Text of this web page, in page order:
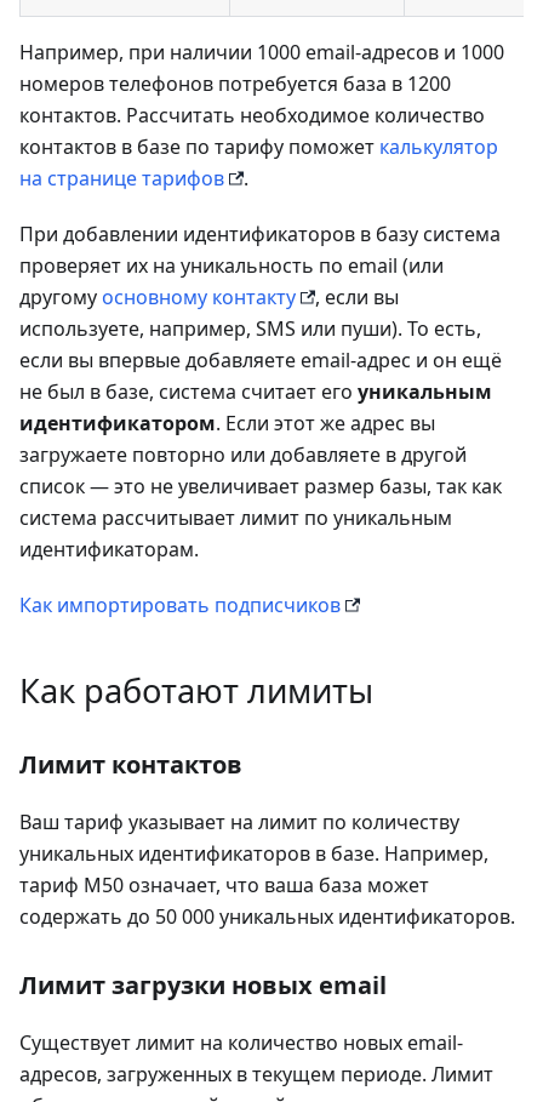
Например, при наличии 1000 email-адресов и 1000
номеров телефонов потребуется база в 1200
контактов. Рассчитать необходимое количество
контактов в базе по тарифу поможет калькулятор
на странице тарифов
.
При добавлении идентификаторов в базу система
проверяет их на уникальность по email (или
другому основному контакту
, если вы
используете, например, SMS или пуши). То есть,
если вы впервые добавляете email-адрес и он ещё
не был в базе, система считает его уникальным
идентификатором. Если этот же адрес вы
загружаете повторно или добавляете в другой
список — это не увеличивает размер базы, так как
система рассчитывает лимит по уникальным
идентификаторам.
Как импортировать подписчиков
Как работают лимиты
Лимит контактов
Ваш тариф указывает на лимит по количеству
уникальных идентификаторов в базе. Например,
тариф М50 означает, что ваша база может
содержать до 50 000 уникальных идентификаторов.
Лимит загрузки новых email
Существует лимит на количество новых email-
адресов, загруженных в текущем периоде. Лимит